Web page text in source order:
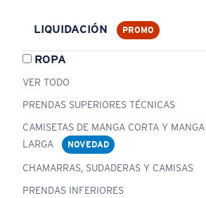
LIQUIDACIÓN PROMO
ROPA
VER TODO
PRENDAS SUPERIORES TÉCNICAS
CAMISETAS DE MANGA CORTA Y MANGA
LARGA
NOVEDAD
CHAMARRAS, SUDADERAS Y CAMISAS
PRENDAS INFERIORES